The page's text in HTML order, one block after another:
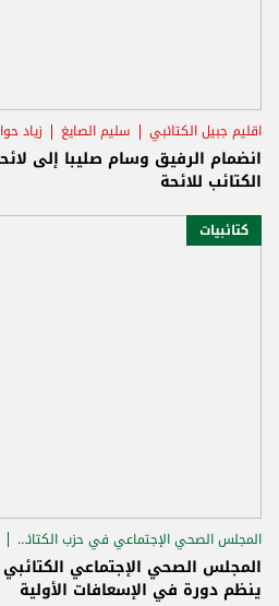
اقليم جبيل الكتائبي سليم الصايغ زياد
انضمام الرفيق وسام صليبا إلى
الكتائب للائحة
كتائبيات
المجلس الصحي الإجتماعي في حزب الكتائب
المجلس الصحي الإجتماعي
ينظم دورة في الإسعافات الأولية